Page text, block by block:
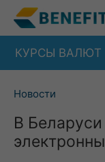
КУРСЫ ВАЛЮТ
Новости
В